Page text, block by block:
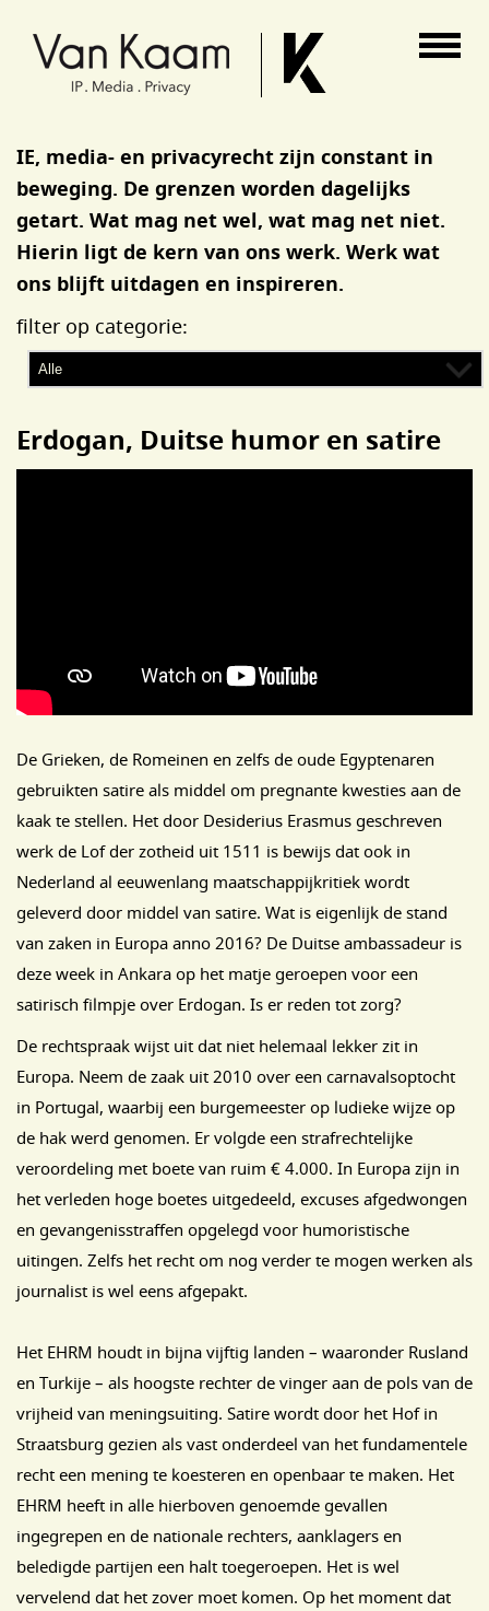
IE, media- en privacyrecht zijn constant in
beweging. De grenzen worden dagelijks
getart. Wat mag net wel, wat mag net niet.
Hierin ligt de kern van ons werk. Werk wat
ons blijft uitdagen en inspireren.
filter op categorie:
Erdogan, Duitse humor en satire
De Grieken, de Romeinen en zelfs de oude Egyptenaren
gebruikten satire als middel om pregnante kwesties aan de
kaak te stellen. Het door Desiderius Erasmus geschreven
werk de Lof der zotheid uit 1511 is bewijs dat ook in
Nederland al eeuwenlang maatschappijkritiek wordt
geleverd door middel van satire. Wat is eigenlijk de stand
van zaken in Europa anno 2016? De Duitse ambassadeur is
deze week in Ankara op het matje geroepen voor een
satirisch filmpje over Erdogan. Is er reden tot zorg?
De rechtspraak wijst uit dat niet helemaal lekker zit in
Europa. Neem de zaak uit 2010 over een carnavalsoptocht
in Portugal, waarbij een burgemeester op ludieke wijze op
de hak werd genomen. Er volgde een strafrechtelijke
veroordeling met boete van ruim € 4.000. In Europa zijn in
het verleden hoge boetes uitgedeeld, excuses afgedwongen
en gevangenisstraffen opgelegd voor humoristische
uitingen. Zelfs het recht om nog verder te mogen werken als
journalist is wel eens afgepakt.
Het EHRM houdt in bijna vijftig landen – waaronder Rusland
en Turkije – als hoogste rechter de vinger aan de pols van de
vrijheid van meningsuiting. Satire wordt door het Hof in
Straatsburg gezien als vast onderdeel van het fundamentele
recht een mening te koesteren en openbaar te maken. Het
EHRM heeft in alle hierboven genoemde gevallen
ingegrepen en de nationale rechters, aanklagers en
beledigde partijen een halt toegeroepen. Het is wel
vervelend dat het zover moet komen. Op het moment dat